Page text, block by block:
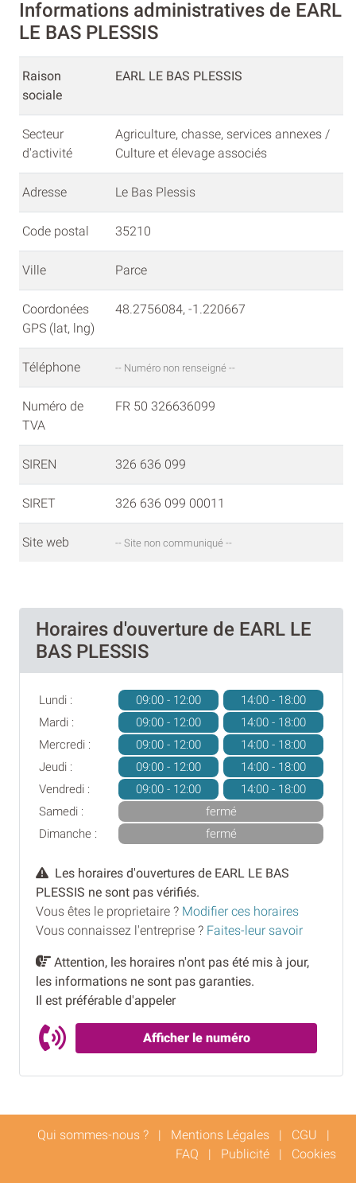
Informations administratives de EARL
LE BAS PLESSIS
Raison
sociale
EARL LE BAS PLESSIS
Secteur
d'activité
Agriculture, chasse, services annexes /
Culture et élevage associés
Adresse Le Bas Plessis
Code postal 35210
Ville Parce
Coordonées
GPS (lat, lng)
48.2756084, -1.220667
Téléphone -- Numéro non renseigné --
Numéro de
TVA
FR 50 326636099
SIREN 326 636 099
SIRET 326 636 099 00011
Site web -- Site non communiqué --
Horaires d'ouverture de EARL LE
BAS PLESSIS
Lundi : 09:00 - 12:00
14:00 - 18:00
Mardi :
09:00 - 12:00
14:00 - 18:00
Mercredi :
09:00 - 12:00
14:00 - 18:00
Jeudi :
09:00 - 12:00
14:00 - 18:00
Vendredi :
09:00 - 12:00
14:00 - 18:00
Samedi :
fermé
Dimanche :
fermé
Les horaires d'ouvertures de EARL LE BAS
PLESSIS ne sont pas vérifiés.
Vous êtes le proprietaire ? Modifier ces horaires
Vous connaissez l'entreprise ? Faites-leur savoir
Attention, les horaires n'ont pas été mis à jour,
les informations ne sont pas garanties.
Il est préférable d'appeler
Afficher le numéro
Qui sommes-nous ? | Mentions Légales | CGU |
FAQ | Publicité | Cookies